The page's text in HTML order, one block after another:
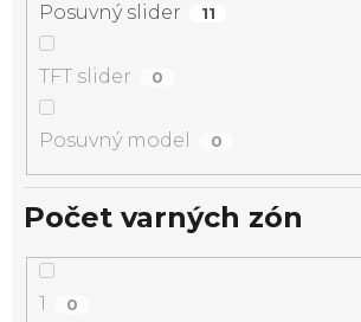
Posuvný slider 11
TFT slider 0
Posuvný model 0
Počet varných zón
1 0